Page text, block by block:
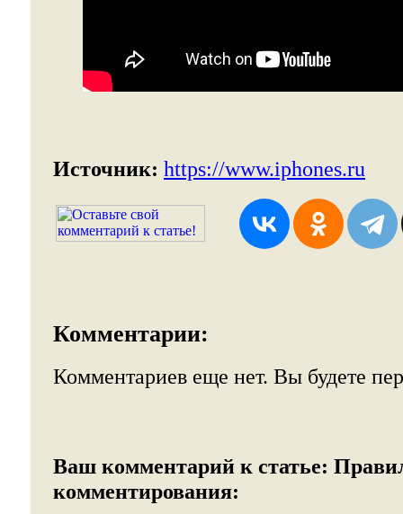
Источник: https://www.iphones.ru
Комментарии:
Комментариев еще нет. Вы будете
Ваш комментарий к статье:
комментирования: